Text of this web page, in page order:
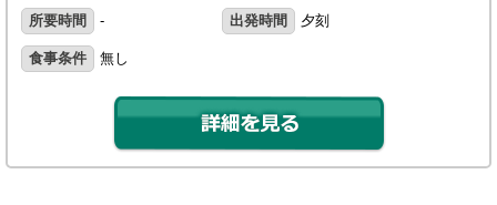
所要時間
- 出発時間 夕刻
食事条件 無し